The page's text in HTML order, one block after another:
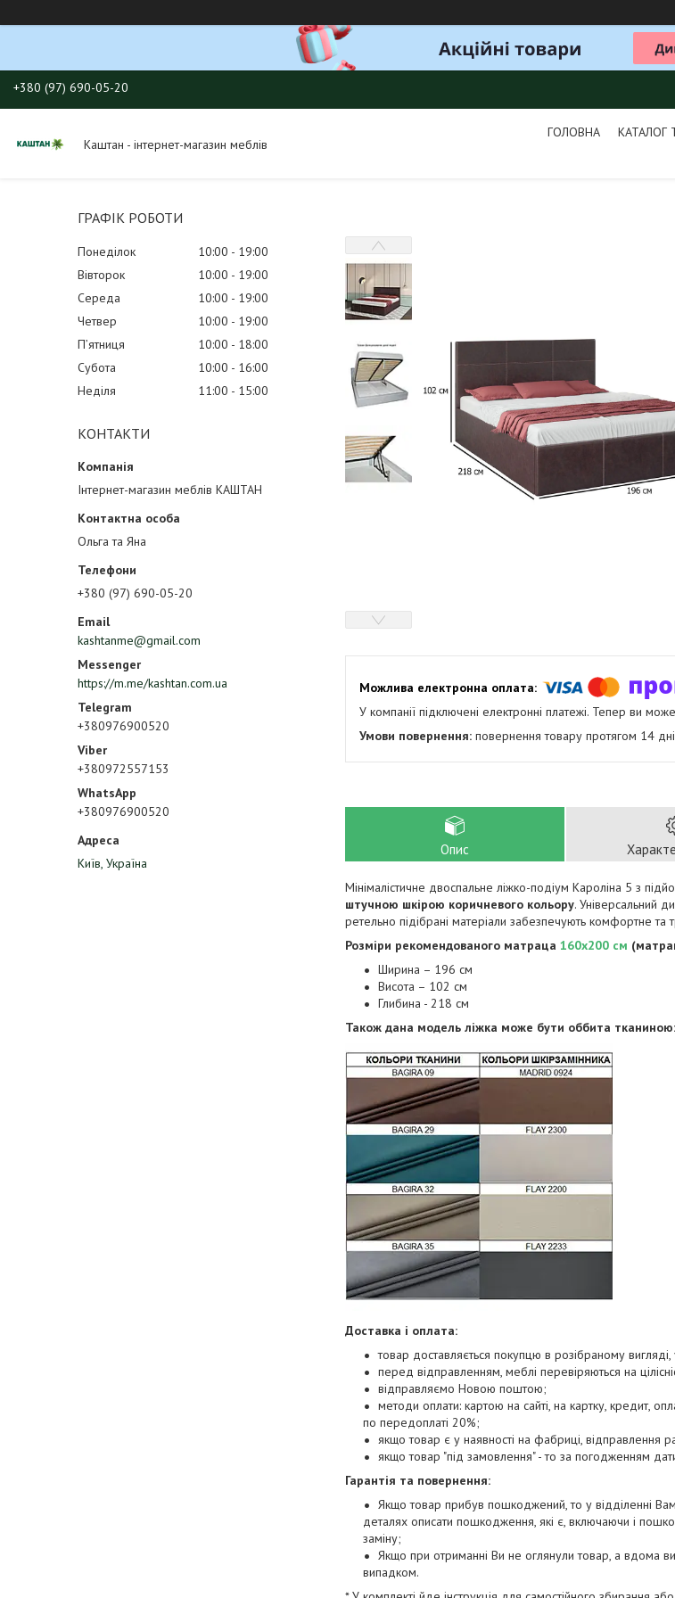
+380 (97) 690-05-20
Каштан - інтернет-магазин меблів
ГОЛОВНА КАТАЛОГ
ГРАФІК РОБОТИ
Понеділок 10:00
19:00
Вівторок
10:00
19:00
Середа
10:00
19:00
Четвер
10:00
19:00
Пʼятниця
10:00
18:00
Субота
10:00
16:00
Неділя
11:00 15:00
КОНТАКТИ
Інтернет-магазин меблів КАШТАН
Ольга та Яна
+380 (97) 690-05-20
kashtanme@gmail.com
https://m.me/kashtan.com.ua
+380976900520
+380972557153
+380976900520
Київ, Україна
У компанії підключені електронні платежі. Тепер ви
повернення товару протягом 14
Опис
Мінімалістичне двоспальне ліжко-подіум Кароліна 5 з
штучною шкірою коричневого кольору. Універсальний
ретельно підібрані матеріали забезпечують комфортне та
Розміри рекомендованого матраца 160х200 см
Ширина – 196 см
Висота – 102 см
Глибина - 218 см
Також дана модель ліжка може бути оббита тканиною:
Доставка і оплата:
товар доставляється покупцю в розібраному
перед відправленням, меблі перевіряються на
відправляємо Новою поштою;
методи оплати: картою на сайті, на картку, кредит,
по передоплаті 20%;
якщо товар є у наявності на фабриці, відправлення
якщо товар "під замовлення" - то за погодженням
Гарантія та повернення:
Якщо товар прибув пошкоджений, то у відділенні
деталях описати пошкодження, які є, включаючи і
заміну;
Якщо при отриманні Ви не оглянули товар, а вдома
випадком.